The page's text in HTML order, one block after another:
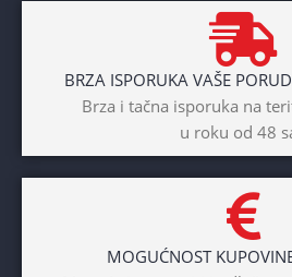
BRZA ISPORUKA VAŠE
Brza i tačna isporuka na
u roku od 48
MOGUĆNOST